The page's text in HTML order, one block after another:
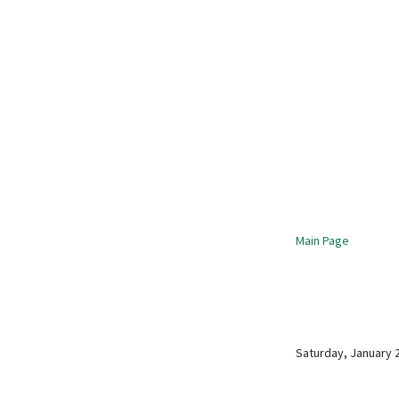
Main Page
Saturday, January